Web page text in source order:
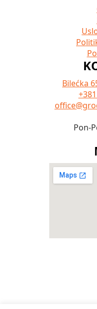
Bilećka
Pon-